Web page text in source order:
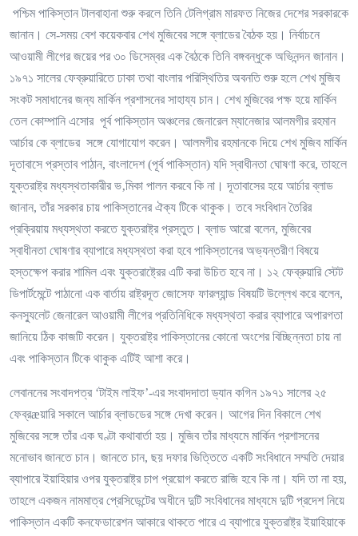
পশ্চিম পাকিস্তান টালবাহানা শুরু করলে তিনি টেলিগ্রাম মারফত নিজের দেশের সরকারকে
জানান। সে-সময় বেশ কয়েকবার শেখ মুজিবের সঙ্গে ব্লাডের বৈঠক হয়। নির্বাচনে
আওয়ামী লীগের জয়ের পর ৩০ ডিসেম্বর এক বৈঠকে তিনি বঙ্গবন্ধুকে অভিনন্দন জানান।
১৯৭১ সালের ফেব্রুয়ারিতে ঢাকা তথা বাংলার পরিস্থিতির অবনতি শুরু হলে শেখ মুজিব
সংকট সমাধানের জন্য মার্কিন প্রশাসনের সাহায্য চান। শেখ মুজিবের পক্ষ হয়ে মার্কিন
তেল কোম্পানি এসোর পূর্ব পাকিস্তান অঞ্চলের জেনারেল ম্যানেজার আলমগীর রহমান
আর্চার কে ব্লাডের সঙ্গে যোগাযোগ করেন। আলমগীর রহমানকে দিয়ে শেখ মুজিব মার্কিন
দূতাবাসে প্রস্তাব পাঠান, বাংলাদেশ (পূর্ব পাকিস্তান) যদি স্বাধীনতা ঘোষণা করে, তাহলে
যুক্তরাষ্ট্র মধ্যস্থতাকারীর ভ‚মিকা পালন করবে কি না। দূতাবাসের হয়ে আর্চার ব্লাড
জানান, তাঁর সরকার চায় পাকিস্তানের ঐক্য টিকে থাকুক। তবে সংবিধান তৈরির
প্রক্রিয়ায় মধ্যস্থতা করতে যুক্তরাষ্ট্র প্রস্তুত। ব্লাড আরো বলেন, মুজিবের
স্বাধীনতা ঘোষণার ব্যাপারে মধ্যস্থতা করা হবে পাকিস্তানের অভ্যন্তরীণ বিষয়ে
হস্তক্ষেপ করার শামিল এবং যুক্তরাষ্ট্রের এটি করা উচিত হবে না। ১২ ফেব্রুয়ারি স্টেট
ডিপার্টমেন্টে পাঠানো এক বার্তায় রাষ্ট্রদূত জোসেফ ফারল্যান্ড বিষয়টি উল্লেখ করে বলেন,
কনস্যুলেট জেনারেল আওয়ামী লীগের প্রতিনিধিকে মধ্যস্থতা করার ব্যাপারে অপারগতা
জানিয়ে ঠিক কাজটি করেন। যুক্তরাষ্ট্র পাকিস্তানের কোনো অংশের বিচ্ছিন্নতা চায় না
এবং পাকিস্তান টিকে থাকুক এটিই আশা করে।
লেবাননের সংবাদপত্র ‘টাইম লাইফ’-এর সংবাদদাতা ড্যান কগিন ১৯৭১ সালের ২৫
ফেব্রæয়ারি সকালে আর্চার ব্লাডডের সঙ্গে দেখা করেন। আগের দিন বিকালে শেখ
মুজিবের সঙ্গে তাঁর এক ঘণ্টা কথাবার্তা হয়। মুজিব তাঁর মাধ্যমে মার্কিন প্রশাসনের
মনোভাব জানতে চান। জানতে চান, ছয় দফার ভিত্তিতে একটি সংবিধানে সম্মতি দেয়ার
ব্যাপারে ইয়াহিয়ার ওপর যুক্তরাষ্ট্র চাপ প্রয়োগ করতে রাজি হবে কি না। যদি তা না হয়,
তাহলে একজন নামমাত্র প্রেসিডেন্টের অধীনে দুটি সংবিধানের মাধ্যমে দুটি প্রদেশ নিয়ে
পাকিস্তান একটি কনফেডারেশন আকারে থাকতে পারে এ ব্যাপারে যুক্তরাষ্ট্র ইয়াহিয়াকে